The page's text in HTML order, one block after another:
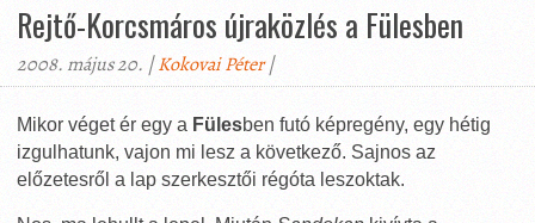
Rejtő-Korcsmáros újraközlés a Fülesben
2008. május 20. |Kokovai Péter|
Mikor véget ér egy a Fülesben futó képregény, egy hétig
izgulhatunk, vajon mi lesz a következő. Sajnos az
előzetesről a lap szerkesztői régóta leszoktak.